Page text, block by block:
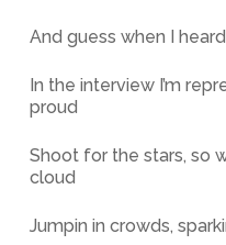
And guess when I
In the interview I’m
proud
Shoot for the stars, so
cloud
Jumpin in crowds,